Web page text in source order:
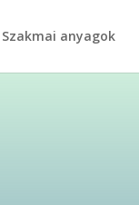
Szakmai anyagok